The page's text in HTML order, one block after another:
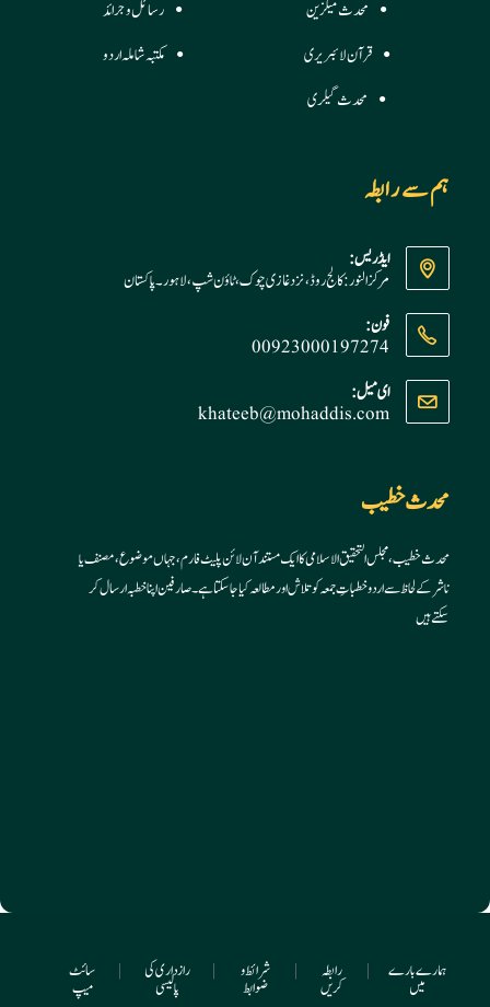
محدث میگزین
رسائل وجرائد
قرآن لائبریری
مکتبہ شاملہ اردو
محدث گیلری
ہم سے رابطہ
ایڈریس:
مرکز النور: کالج روڈ، نزد غازی چوک، ٹاؤن شپ، لاہور ۔ پاکستان
فون:
00923000197274
in
application
ای میل:
khateeb@mohaddis.com
Opens
محدث خطیب
محدث خطیب، مجلس التحقیق الاسلامی کا ایک مستند آن لائن پلیٹ فارم، جہاں موضوع، مصنف یا
ناشر کے لحاظ سے اردو خطباتِ جمعہ کو تلاش اور مطالعہ کیا جا سکتا ہے۔ صارفین اپنا خطبہ ارسال کر
سکتے ہیں
ہمارے بارے
میں
| رابطہ
کریں
| شرائط و
ضوابط
| رازداری کی
پالیسی
| سائٹ
میپ